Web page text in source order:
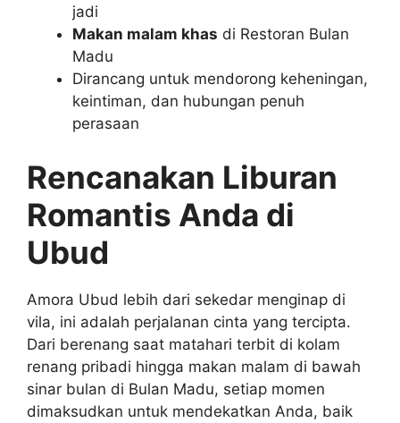
jadi
Makan malam khas di Restoran Bulan
Madu
Dirancang untuk mendorong keheningan,
keintiman, dan hubungan penuh
perasaan
Rencanakan Liburan
Romantis Anda di
Ubud
Amora Ubud lebih dari sekedar menginap di
vila, ini adalah perjalanan cinta yang tercipta.
Dari berenang saat matahari terbit di kolam
renang pribadi hingga makan malam di bawah
sinar bulan di Bulan Madu, setiap momen
dimaksudkan untuk mendekatkan Anda, baik